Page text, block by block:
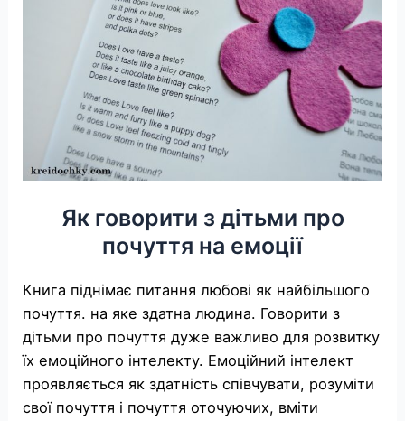
Як говорити з дітьми про
почуття на емоції
Книга піднімає питання любові як найбільшого
почуття. на яке здатна людина. Говорити з
дітьми про почуття дуже важливо для розвитку
їх емоційного інтелекту. Емоційний інтелект
проявляється як здатність співчувати, розуміти
свої почуття і почуття оточуючих, вміти